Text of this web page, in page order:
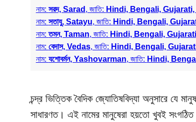
নাম: সরদ, Sarad , জাতি: Hindi, Bengali,
নাম: সতাযু, Satayu, জাতি: Hindi, Bengali,
নাম:তমন, Taman, জাতি: Hindi, Bengali,
নাম: বেদাস, Vedas, জাতি: Hindi, Bengali,
নাম: যশোবর্মন, Yashovarman, জাতি: Hindi,
চন্দ্র ভিত্তিক বৈদিক জ্যোতিষবিদ্যা অনুসারে যে
সাধারণত। এই নামের মানুষেরা হয়তো খুবই